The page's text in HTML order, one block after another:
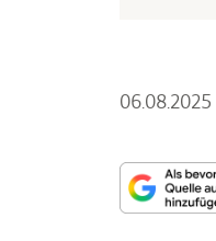
06.08.2025